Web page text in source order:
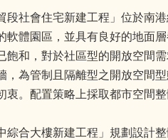
段社會住宅新建工程」位於南
軟體園區，並具有良好的地面
飽和，對於社區型的開放空間
，為管制且隔離型之開放空間
衷。配置策略上採取都市空間
綜合大樓新建工程」規劃設計